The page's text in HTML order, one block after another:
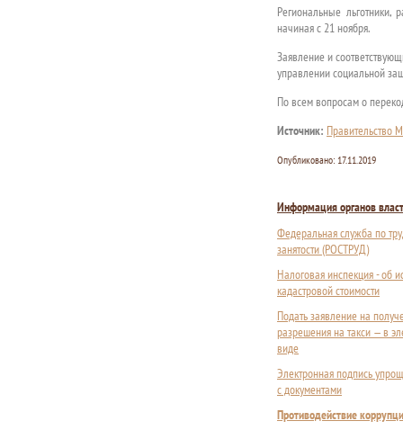
Региональные
начиная с 21 ноября.
Заявление и
управлении социальной
По всем вопросам о
Источник: Правительство
Опубликовано: 17.11.2019
Информация органов
Федеральная служба по
занятости (РОСТРУД)
Налоговая инспекция - об
кадастровой стоимости
Подать заявление на
разрешения на такси — в
виде
Электронная подпись
с документами
Противодействие